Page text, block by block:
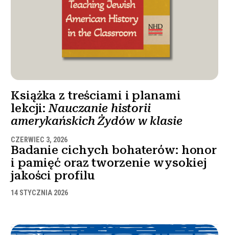
Książka z treściami i planami
lekcji:Nauczanie historii
amerykańskich Żydów w klasie
CZERWIEC 3, 2026
Badanie cichych bohaterów: honor
i pamięć oraz tworzenie wysokiej
jakości profilu
14 STYCZNIA 2026